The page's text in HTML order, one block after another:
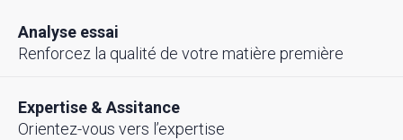
Analyse essai
Renforcez la qualité de votre matière première
Expertise & Assitance
Orientez-vous vers l’expertise